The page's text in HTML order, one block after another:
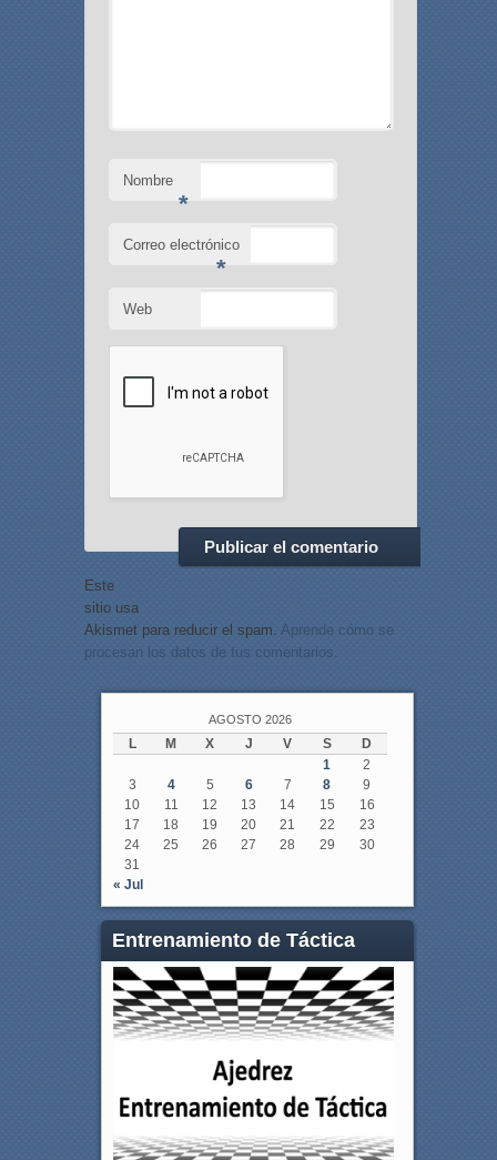
Nombre
*
Correo electrónico
*
Web
Este
sitio usa
Akismet para reducir el spam. Aprende cómo se
procesan los datos de tus comentarios.
AGOSTO 2026
L M X J V S
D
1
2
3
4 5 6 7 8
9
10
11 12 13 14 15
16
17
18 19 20 21 22
23
24
25 26 27 28 29
30
31
« Jul
Entrenamiento de Táctica